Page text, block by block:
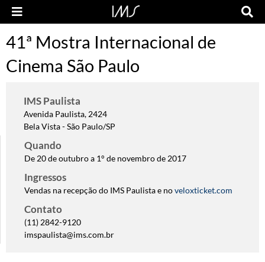
41ª Mostra Internacional de
Cinema São Paulo
IMS Paulista
Avenida Paulista, 2424
Bela Vista - São Paulo/SP
Quando
De 20 de outubro a 1° de novembro de 2017
Ingressos
Vendas na recepção do IMS Paulista e noveloxticket.com
Contato
(11) 2842-9120
imspaulista@ims.com.br